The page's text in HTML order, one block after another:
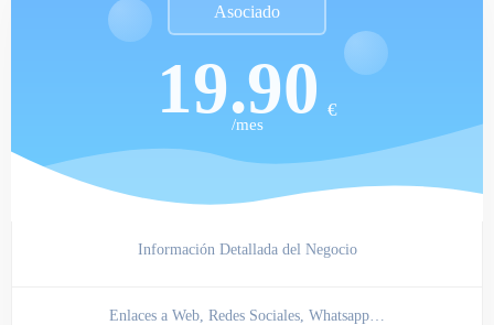
Asociado
€
19.90
/mes
Información Detallada del Negocio
Enlaces a Web, Redes Sociales, Whatsapp…